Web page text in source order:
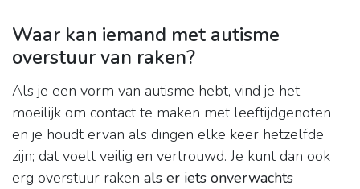
Waar kan iemand met autisme
overstuur van raken?
Als je een vorm van autisme hebt, vind je het
moeilijk om contact te maken met leeftijdgenoten
en je houdt ervan als dingen elke keer hetzelfde
zijn; dat voelt veilig en vertrouwd. Je kunt dan ook
erg overstuur raken als er iets onverwachts